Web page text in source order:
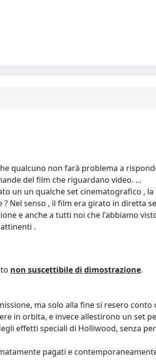
qualcuno non farà problema a
del film che riguardano video. ...
un un qualche set cinematografico ,
Nel senso , il film era girato in diretta
e anche a tutti noi che l'abbiamo
.
non suscettibile di dimostrazione.
ma solo alla fine si resero conto
in orbita, e invece allestirono un set
effetti speciali di Holliwood, senza
pagati e